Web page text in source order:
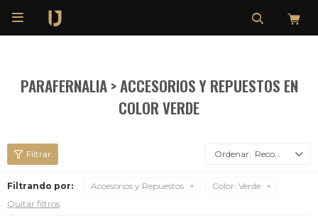

PARAFERNALIA > ACCESORIOS Y REPUESTOS EN
COLOR VERDE
Recomendados
Filtrando por: Accesorios y Repuestos Color: Verde
Quitar filtros